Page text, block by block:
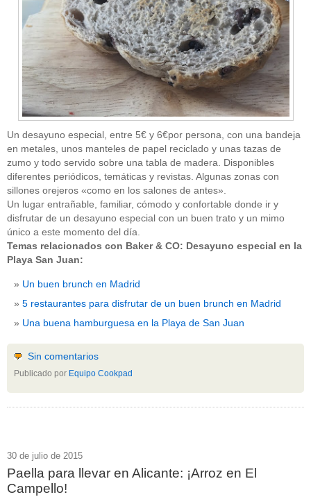
Un desayuno especial, entre 5€ y 6€por persona, con una bandeja
en metales, unos manteles de papel reciclado y unas tazas de
zumo y todo servido sobre una tabla de madera. Disponibles
diferentes periódicos, temáticas y revistas. Algunas zonas con
sillones orejeros «como en los salones de antes».
Un lugar entrañable, familiar, cómodo y confortable donde ir y
disfrutar de un desayuno especial con un buen trato y un mimo
único a este momento del día.
Temas relacionados con Baker & CO: Desayuno especial en la
Playa San Juan:
Un buen brunch en Madrid
5 restaurantes para disfrutar de un buen brunch en Madrid
Una buena hamburguesa en la Playa de San Juan
Sin comentarios
Publicado por Equipo Cookpad
30 de julio de 2015
Paella para llevar en Alicante: ¡Arroz en El
Campello!